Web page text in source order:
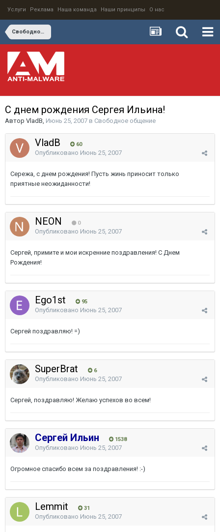
Услуги Реклама Наша команда Наши принципы О нас
Свободное общение
С днем рождения Сергея Ильина!
Автор VladB, Июнь 25, 2007 в Свободное общение
VladB 60
Опубликовано Июнь 25, 2007
Сережа, c днем рождения! Пусть жинь приносит только
приятные неожиданности!
NEON 0
Опубликовано Июнь 25, 2007
Сергей, примите и мои искренние поздравления! С Днем
Рождения!
Ego1st 95
Опубликовано Июнь 25, 2007
Сергей поздравляю! =)
SuperBrat 6
Опубликовано Июнь 25, 2007
Сергей, поздравляю! Желаю успехов во всем!
Сергей Ильин 1538
Опубликовано Июнь 25, 2007
Огромное спасибо всем за поздравления! :-)
Lemmit 31
Опубликовано Июнь 25, 2007